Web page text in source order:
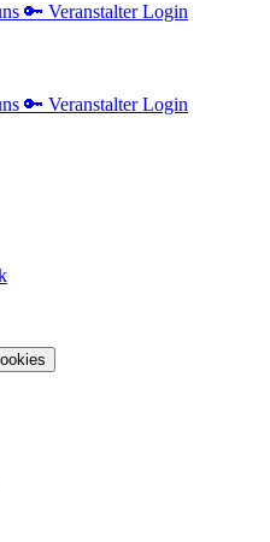
🔑 Veranstalter Login
🔑 Veranstalter Login